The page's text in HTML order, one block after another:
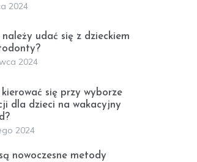
2024
należy udać się z dzieckiem
2024
kierować się przy wyborze
dla dzieci na wakacyjny
2024
nowoczesne metody